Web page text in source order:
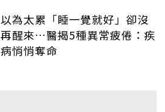
以為太累「睡一覺就好」卻沒
再醒來…醫揭5種異常疲倦：疾
病悄悄奪命